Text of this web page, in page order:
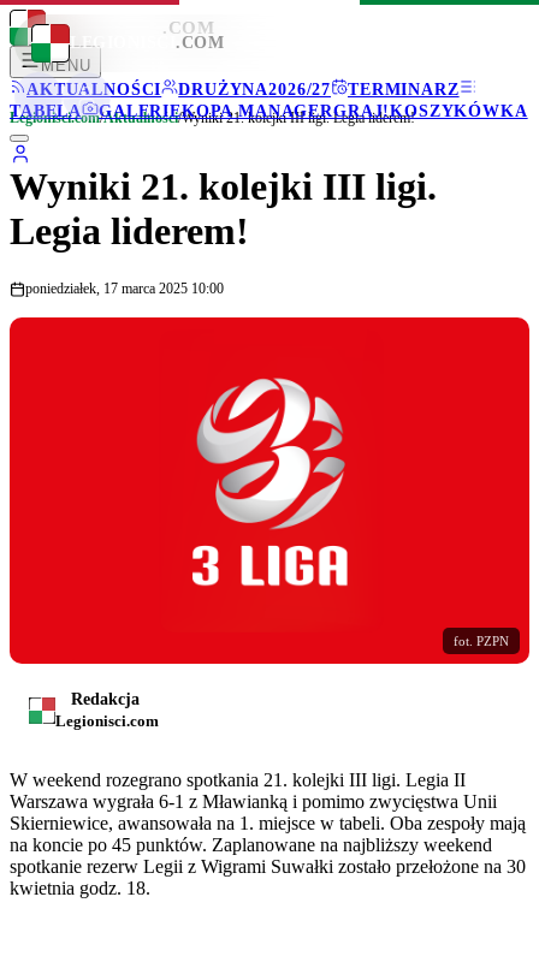
LEGIONISCI .COM
MENU
AKTUALNOŚCI
DRUŻYNA2026/27
TERMINARZ
TABELA
GALERIEKOPA MANAGERGRAJ!KOSZYKÓWKA
LEGIONISCI .COM
Legionisci.com/Aktualności/Wyniki 21. kolejki III ligi. Legia liderem!
Wyniki 21. kolejki III ligi.
Legia liderem!
poniedziałek, 17 marca 2025 10:00
fot. PZPN
Redakcja
Legionisci.com
W weekend rozegrano spotkania 21. kolejki III ligi. Legia II
Warszawa wygrała 6-1 z Mławianką i pomimo zwycięstwa Unii
Skierniewice, awansowała na 1. miejsce w tabeli. Oba zespoły mają
na koncie po 45 punktów. Zaplanowane na najbliższy weekend
spotkanie rezerw Legii z Wigrami Suwałki zostało przełożone na 30
kwietnia godz. 18.